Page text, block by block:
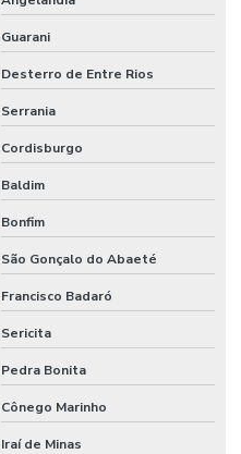
Guarani
Desterro de Entre Rios
Serrania
Cordisburgo
Baldim
Bonfim
São Gonçalo do Abaeté
Francisco Badaró
Sericita
Pedra Bonita
Cônego Marinho
Iraí de Minas